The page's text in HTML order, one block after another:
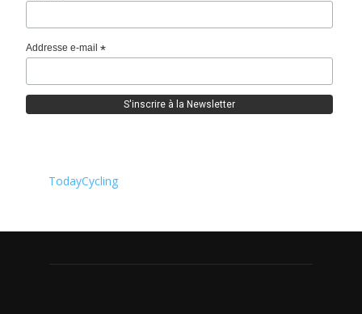
Addresse e-mail*
TodayCycling